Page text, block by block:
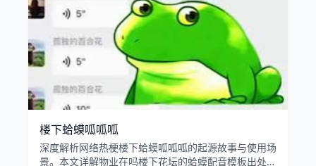
楼下蛤蟆呱呱呱
深度解析网络热梗楼下蛤蟆呱呱呱的起源故事与使用场
景。本文详解物业在吗楼下花坛的蛤蟆配音模板出处、